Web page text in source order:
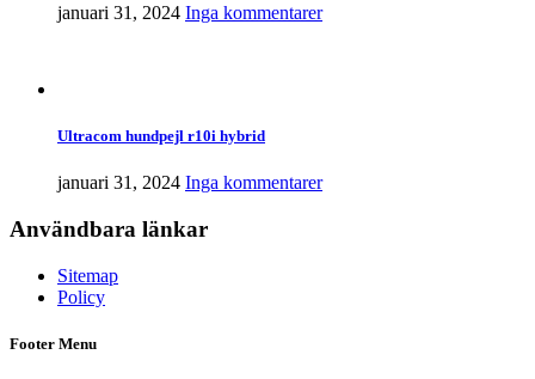
januari 31, 2024 Inga kommentarer
Ultracom hundpejl r10i hybrid
januari 31, 2024 Inga kommentarer
Användbara länkar
Sitemap
Policy
Footer Menu